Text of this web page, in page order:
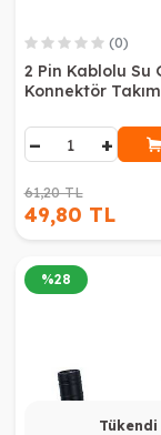
(0)
2 Pin Kablolu Su
Konnektör
− +
61,20 TL
49,80 TL
Tükendi
%28